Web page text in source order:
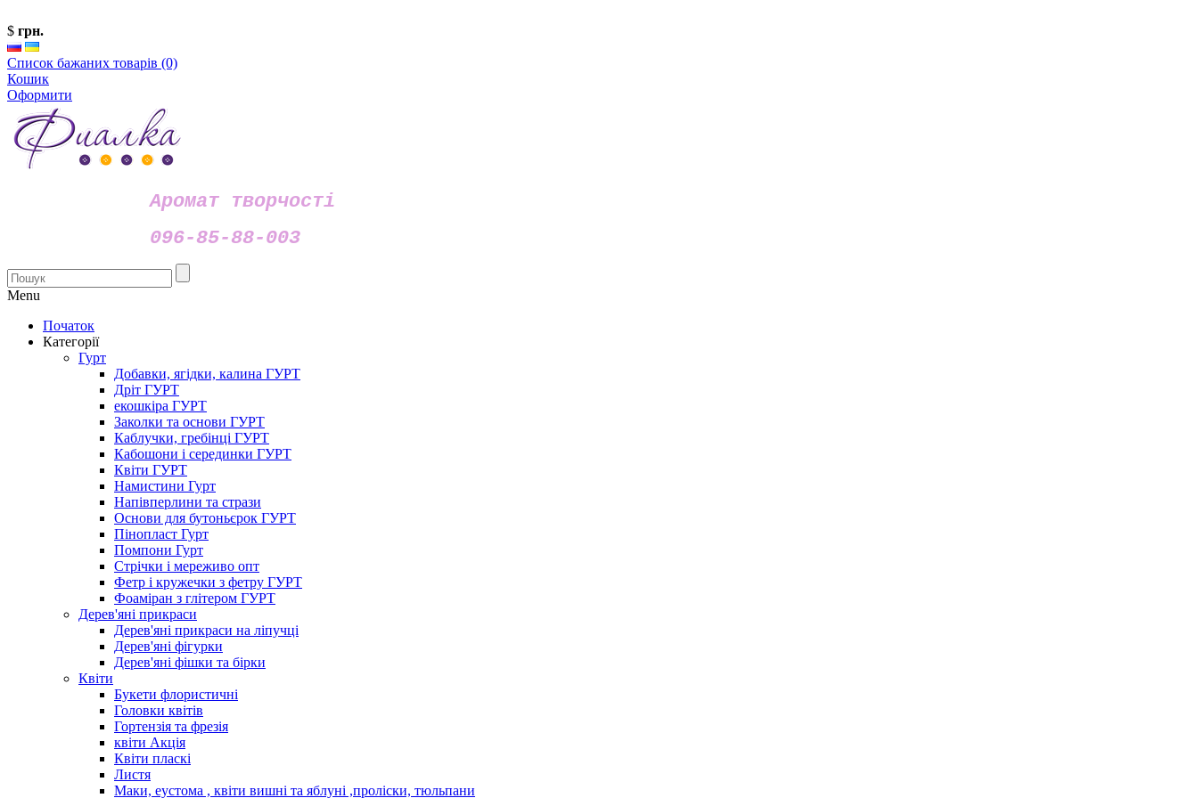
$ грн.
Список бажаних товарів (0)
Кошик
Оформити
Аромат творчості
096-85-88-003
Menu
Початок
Категорії
Гурт
Добавки, ягідки, калина ГУРТ
Дріт ГУРТ
екошкіра ГУРТ
Заколки та основи ГУРТ
Каблучки, гребінці ГУРТ
Кабошони і серединки ГУРТ
Квіти ГУРТ
Намистини Гурт
Напівперлини та стрази
Основи для бутоньєрок ГУРТ
Пінопласт Гурт
Помпони Гурт
Стрічки і мереживо опт
Фетр і кружечки з фетру ГУРТ
Фоаміран з глітером ГУРТ
Дерев'яні прикраси
Дерев'яні прикраси на ліпучці
Дерев'яні фігурки
Дерев'яні фішки та бірки
Квіти
Букети флористичні
Головки квітів
Гортензія та фрезія
квіти Акція
Квіти пласкі
Листя
Маки, еустома , квіти вишні та яблуні ,проліски, тюльпани